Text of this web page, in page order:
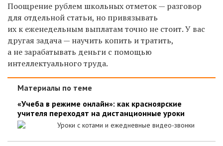
Поощрение рублем школьных отметок — разговор
для отдельной статьи, но привязывать
их к еженедельным выплатам точно не стоит. У вас
другая задача — научить копить и тратить,
а не зарабатывать деньги с помощью
интеллектуального труда.
Материалы по теме
«Учеба в режиме онлайн»: как красноярские
учителя переходят на дистанционные уроки
Уроки с котами и ежедневные видео-звонки